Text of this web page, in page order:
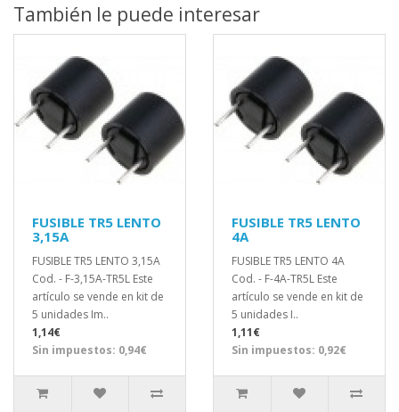
También le puede interesar
FUSIBLE TR5 LENTO
3,15A
FUSIBLE TR5 LENTO 3,15A
Cod. - F-3,15A-TR5L Este
artículo se vende en kit de
5 unidades Im..
1,14€
Sin impuestos: 0,94€
FUSIBLE TR5 LENTO
4A
FUSIBLE TR5 LENTO 4A
Cod. - F-4A-TR5L Este
artículo se vende en kit de
5 unidades I..
1,11€
Sin impuestos: 0,92€